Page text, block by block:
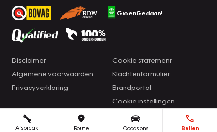
Afspraak Route Occasions Bellen
GroenGedaan!
Disclaimer
Algemene voorwaarden
Privacyverklaring
Cookie statement
Klachtenformulier
Brandportal
Cookie instellingen